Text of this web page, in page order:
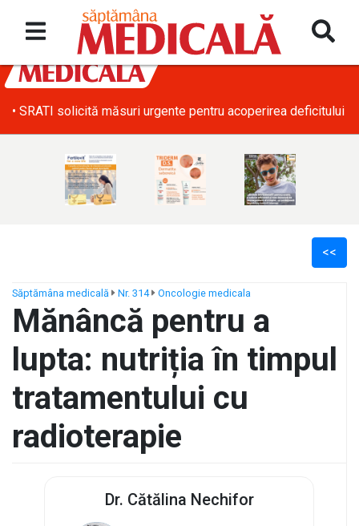
• SRATI solicită măsuri urgente pentru acoperirea deficitului
<<
Săptămâna medicală Nr. 314 Oncologie medicala
Mănâncă pentru a
lupta: nutriția în timpul
tratamentului cu
radioterapie
Dr. Cătălina Nechifor